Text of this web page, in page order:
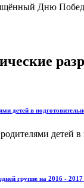
Дню
детей в
детей
группе на 2016 -